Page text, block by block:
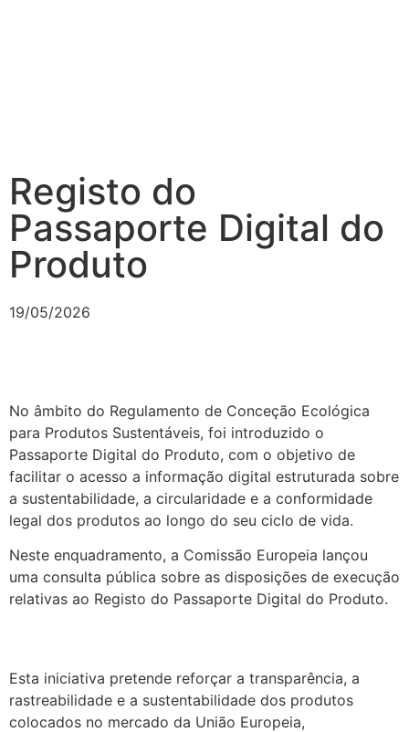
Registo do
Passaporte Digital do
Produto
19/05/2026
No âmbito do Regulamento de Conceção Ecológica
para Produtos Sustentáveis, foi introduzido o
Passaporte Digital do Produto, com o objetivo de
facilitar o acesso a informação digital estruturada sobre
a sustentabilidade, a circularidade e a conformidade
legal dos produtos ao longo do seu ciclo de vida.
Neste enquadramento, a Comissão Europeia lançou
uma consulta pública sobre as disposições de execução
relativas ao Registo do Passaporte Digital do Produto.
Esta iniciativa pretende reforçar a transparência, a
rastreabilidade e a sustentabilidade dos produtos
colocados no mercado da União Europeia,